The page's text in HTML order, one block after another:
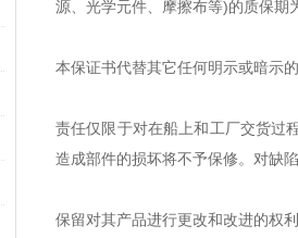
源、光学元件、摩擦布等)的质保期
本保证书代替其它任何明示或暗示
责任仅限于对在船上和工厂交货过
造成部件的损坏将不予保修。对缺
保留对其产品进行更改和改进的权